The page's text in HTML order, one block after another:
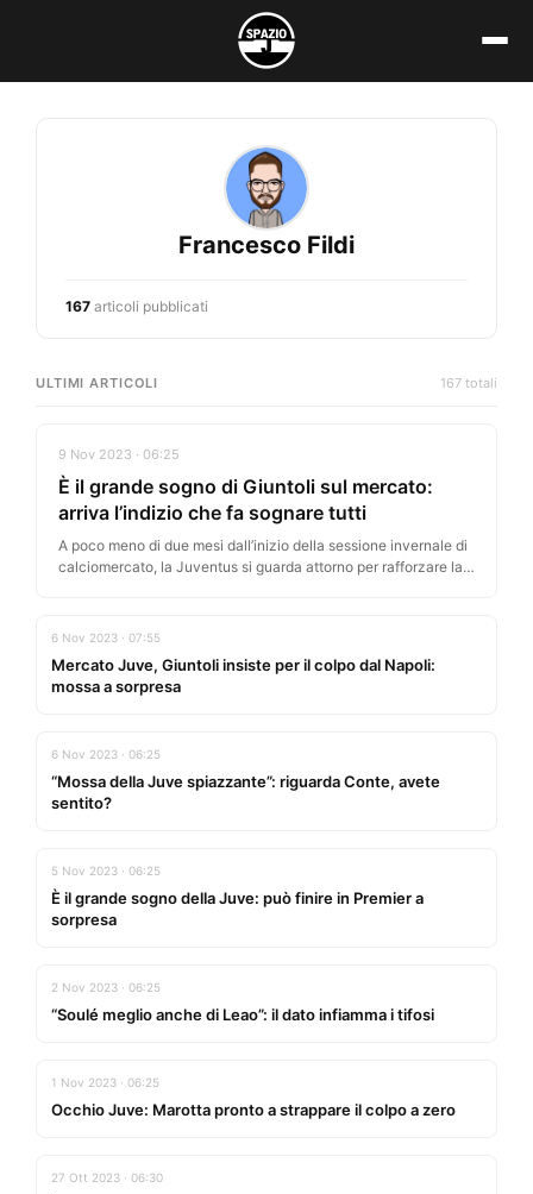
contenuto
Francesco Fildi
167 articoli pubblicati
ULTIMI ARTICOLI 167 totali
9 Nov 2023 · 06:25
È il grande sogno di Giuntoli sul mercato:
arriva l’indizio che fa sognare tutti
A poco meno di due mesi dall’inizio della sessione invernale di
calciomercato, la Juventus si guarda attorno per rafforzare la…
6 Nov 2023 · 07:55
Mercato Juve, Giuntoli insiste per il colpo dal Napoli:
mossa a sorpresa
6 Nov 2023 · 06:25
“Mossa della Juve spiazzante”: riguarda Conte, avete
sentito?
5 Nov 2023 · 06:25
È il grande sogno della Juve: può finire in Premier a
sorpresa
2 Nov 2023 · 06:25
“Soulé meglio anche di Leao”: il dato infiamma i tifosi
1 Nov 2023 · 06:25
Occhio Juve: Marotta pronto a strappare il colpo a zero
27 Ott 2023 · 06:30